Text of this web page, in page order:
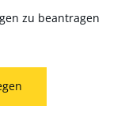
zu beantragen